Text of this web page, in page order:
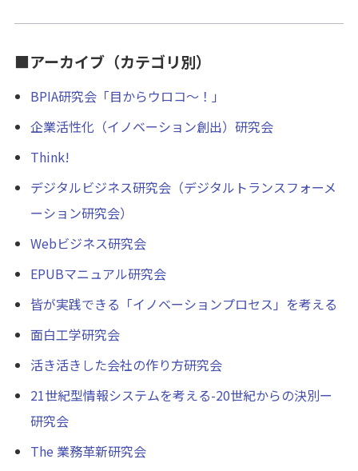
■アーカイブ（カテゴリ別）
BPIA研究会「目からウロコ～！」
企業活性化（イノベーション創出）研究会
Think!
デジタルビジネス研究会（デジタルトランスフォーメ
ーション研究会）
Webビジネス研究会
EPUBマニュアル研究会
皆が実践できる「イノベーションプロセス」を考える
面白工学研究会
活き活きした会社の作り方研究会
21世紀型情報システムを考える-20世紀からの決別ー
研究会
The 業務革新研究会